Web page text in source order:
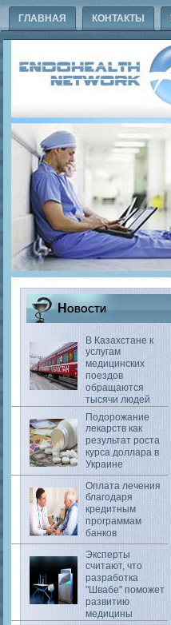
ГЛАВНАЯ КОНТАКТЫ
Новости
В Казахстане к
услугам
медицинских
поездов
обращаются
тысячи людей
Подорожание
лекарств как
результат роста
курса доллара в
Украине
Оплата лечения
благодаря
кредитным
программам
банков
Эксперты
считают, что
разработка
"Швабе" поможет
развитию
медицины